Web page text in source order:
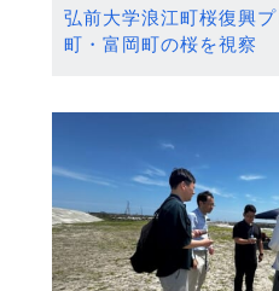
弘前大学浪江町桜復興
町・富岡町の桜を視察